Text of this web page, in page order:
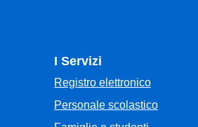
I Servizi
Registro elettronico
Personale scolastico